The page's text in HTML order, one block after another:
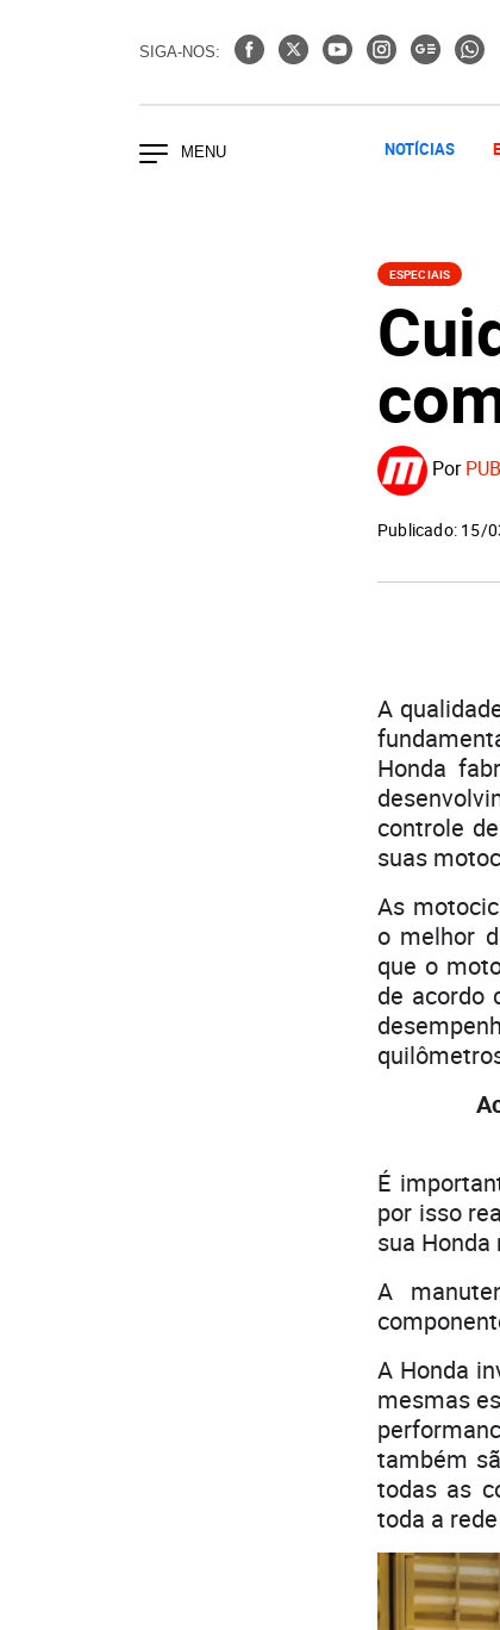
SIGA-NOS:
NOTÍCIAS
ESPECIAIS
Por
Publicado: 15/
A
Honda
controle
suas
As
o melhor
que o
de acordo
É
por isso
sua
A
A Honda
mesmas
também
todas as
toda a